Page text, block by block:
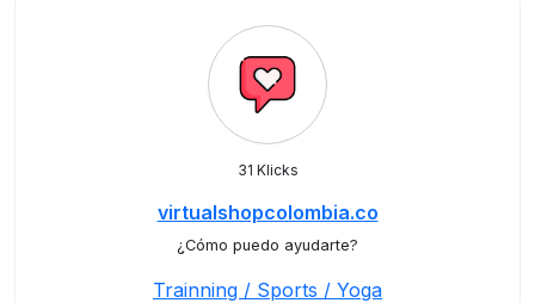
31 Klicks
virtualshopcolombia.co
¿Cómo puedo ayudarte?
Trainning / Sports / Yoga